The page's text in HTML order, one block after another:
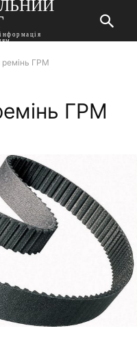
ремінь ГРМ
ГРМ